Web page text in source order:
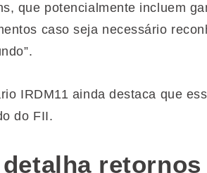
que potencialmente incluem
caso seja necessário
IRDM11 ainda destaca que
do FII.
detalha